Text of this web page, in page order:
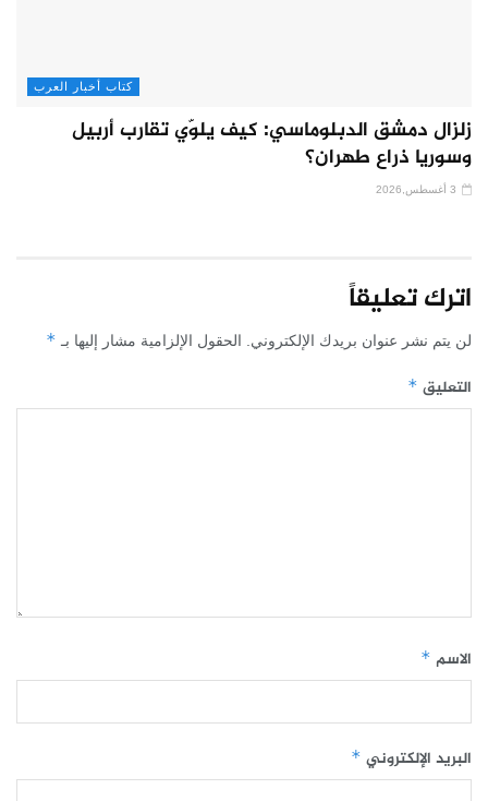
كتاب أخبار العرب
زلزال دمشق الدبلوماسي: كيف يلوّي تقارب أربيل
وسوريا ذراع طهران؟
اترك تعليقاً
لن يتم نشر عنوان بريدك الإلكتروني. الحقول الإلزامية مشار إليها بـ *
التعليق *
الاسم *
البريد الإلكتروني *